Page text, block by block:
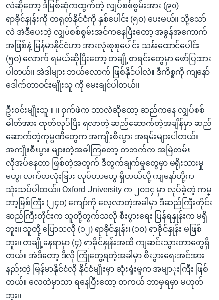
လဲဆိုတော့ ဒီမြစ်ဆုံကထွက်တဲ့ လျှပ်စစ်စွမ်းအား (၉၀)
ရာခိုင်နှုန်းကို တရုတ်နိုင်ငံကို နှစ်ပေါင်း (၅၀) ပေးမယ်။ သို့သော်
လဲ အဲဒီပေးတဲ့ လျှပ်စစ်စွမ်းအင်ကနေပြီးတော့ အခွန်အကောက်
အဖြစ်နဲ့ မြန်မာနိုင်ငံဟာ အားလုံးစုစုပေါင်း သန်းထောင်ပေါင်း
(၅၀) လောက် ရမယ်ဆိုပြီးတော့ တချို့စာရင်းတွေမှာ ဖော်ပြထား
ပါတယ်။ အဲဒါများ ဘယ်လောက် ဖြစ်နိုင်ပါလဲ။ ဒီကိစ္စကို ကျနော်
ဒေါက်တာဝင်းမျိုးသူ ကို မေးချင်ပါတယ်။
ဦးဝင်းမျိုးသူ ။ ။ ဝှက်ဖဲက ဘာလဲဆိုတော့ ဆည်ကနေ လျှပ်စစ်
ဓါတ်အား ထုတ်လုပ်ပြီး ရလာတဲ့ ဆည်ဆောက်တဲ့အချိန်မှာ ဆည်
ဆောက်တဲ့ကုမ္ပဏီတွေက အကျိုးစီးပွား အရမ်းများပါတယ်။
အကျိုးစီးပွား များတဲ့အခါကြတော့ တဘက်က အမြဲတမ်း
လိုအပ်နေတာ ဖြစ်တဲ့အတွက် ဒီတွက်ချက်မှုတွေမှာ မရိုးသားမှု
တွေ၊ လက်တလုံးခြား လုပ်တာတွေ ရှိတယ်လို့ ကျနော်တို့က
သုံးသပ်ပါတယ်။ Oxford University က ၂၀၁၄ မှာ လုပ်ခဲ့တဲ့ ကမ္
ဘာ့မြစ်ကြီး (၂၄၀) ကျော်ကို လေ့လာတဲ့အခါမှာ ဒီဆည်ကြီးတိုင်း
ဆည်ကြီးတိုင်းက သူတို့တွက်သလို စီးပွားရေး ပြန်ရနှုန်းက မရှိ
ဘူး။ သူတို့ ပြောသလို (၁၂) ရာခိုင်နှုန်း၊ (၁၀) ရာခိုင်နှုန်း မဖြစ်
ဘူး။ တချို့နေရာမှာ (၄) ရာခိုင်နှုန်းအထိ ကျဆင်းသွားတာတွေရှိ
တယ်။ အဲဒီတော့ ဒီလို ကြုံတွေ့ရတဲ့အခါမှာ စီးပွားရေးအင်အား
နည်းတဲ့ မြန်မာနိုင်ငံလို နိုင်ငံမျိုးမှာ ဆုံးရှုံးမှုက အမျာုးကြီး ဖြစ်
တယ်။ လေထဲမှာသာ ရနေပြီးတော့ တကယ် ဘာမှရမှာ မဟုတ်
ဘူး။